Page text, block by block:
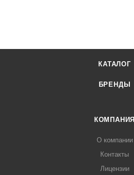
КАТАЛОГ
БРЕНДЫ
КОМПАНИЯ
О компании
Контакты
Лицензии